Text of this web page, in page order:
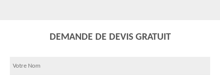
DEMANDE DE DEVIS GRATUIT